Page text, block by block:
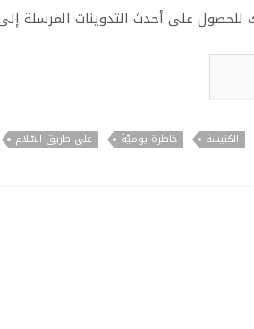
للحصول على أحدث التدوينات المرسلة
الكنيسة خاطرة يوميّة على طريق السّلام